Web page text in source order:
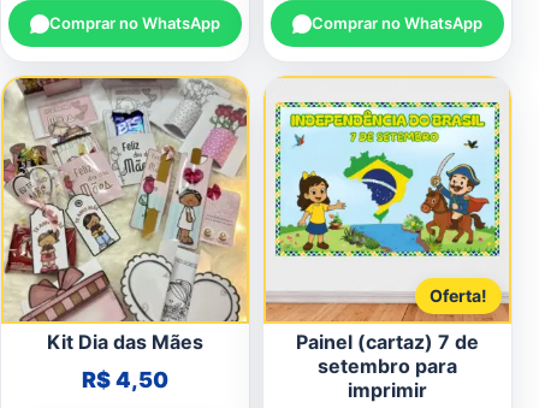
Comprar no WhatsApp Comprar no WhatsApp
Kit Dia das Mães
R$4,50
Oferta!
Painel (cartaz) 7 de
setembro para
imprimir